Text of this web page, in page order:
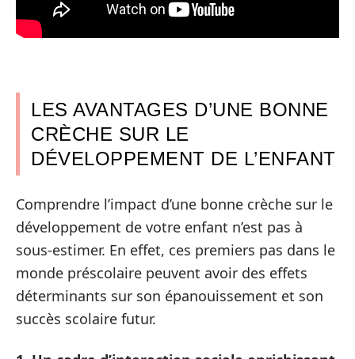
LES AVANTAGES D’UNE BONNE
CRÈCHE SUR LE
DÉVELOPPEMENT DE L’ENFANT
Comprendre l’impact d’une bonne crèche sur le
développement de votre enfant n’est pas à
sous-estimer. En effet, ces premiers pas dans le
monde préscolaire peuvent avoir des effets
déterminants sur son épanouissement et son
succès scolaire futur.